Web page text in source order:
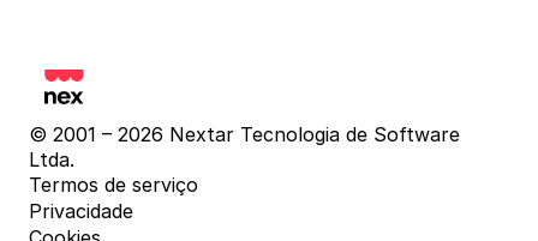
© 2001 – 2026 Nextar Tecnologia de Software
Ltda.
Termos de serviço
Privacidade